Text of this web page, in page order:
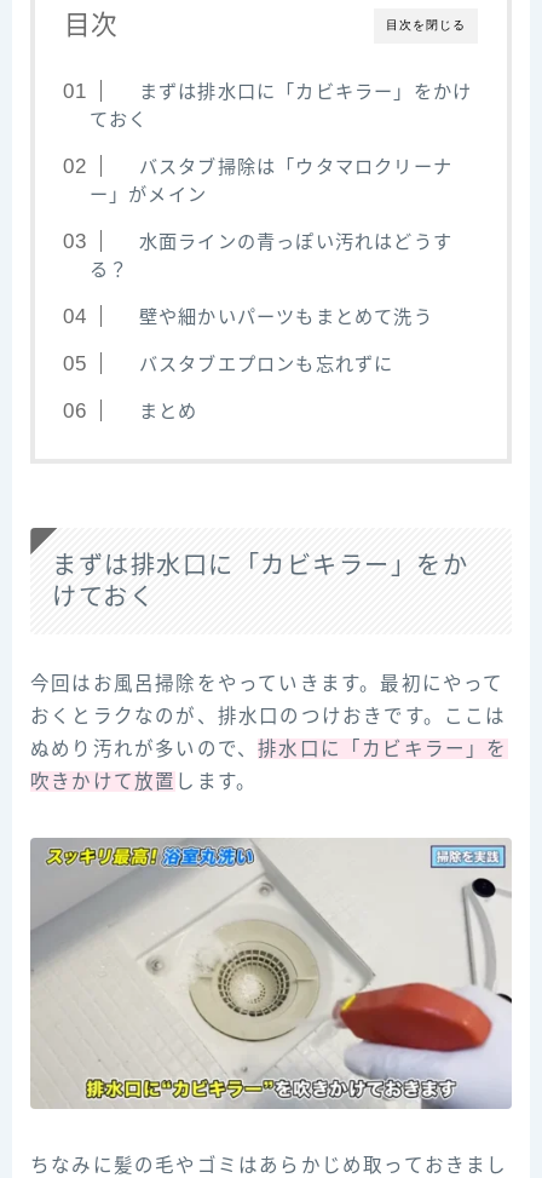
目次を閉じる
目次
まずは排水口に「カビキラー」をかけ
ておく
バスタブ掃除は「ウタマロクリーナ
ー」がメイン
水面ラインの青っぽい汚れはどうす
る？
壁や細かいパーツもまとめて洗う
バスタブエプロンも忘れずに
まとめ
まずは排水口に「カビキラー」をか
けておく
今回はお風呂掃除をやっていきます。最初にやって
おくとラクなのが、排水口のつけおきです。ここは
ぬめり汚れが多いので、排水口に「カビキラー」を
吹きかけて放置 します。
ちなみに髪の毛やゴミはあらかじめ取っておきまし